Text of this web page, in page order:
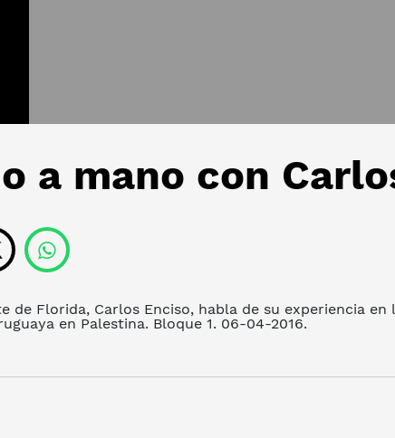
a mano con
de Florida, Carlos Enciso, habla de su experiencia en
en Palestina. Bloque 1. 06-04-2016.